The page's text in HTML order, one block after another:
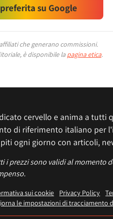
su Google
che generano commissioni.
è disponibile la pagina etica.
cervello e anima a tutti
di riferimento italiano per
ogni giorno con articoli,
i prezzi sono validi al momento
sui cookie Privacy Policy
le impostazioni di tracciamento